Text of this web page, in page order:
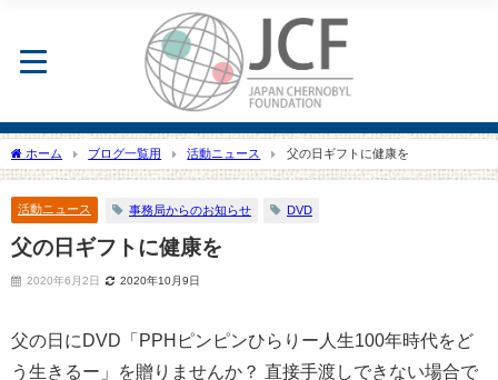
ホーム ブログ一覧用 活動ニュース 父の日ギフトに健康を
活動ニュース 事務局からのお知らせ DVD
父の日ギフトに健康を
2020年6月2日 2020年10月9日
父の日にDVD「PPHピンピンひらりー人生100年時代をど
う生きるー」を贈りませんか？ 直接手渡しできない場合で